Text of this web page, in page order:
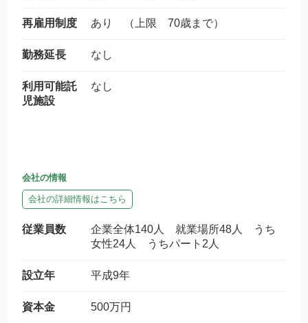
再雇用制度 あり （上限 70歳まで）
勤務延長 なし
利用可能託
児施設
なし
会社の情報
会社の詳細情報はこちら
従業員数
企業全体140人 就業場所48人 うち
女性24人 うちパート2人
設立年 平成9年
資本金 500万円